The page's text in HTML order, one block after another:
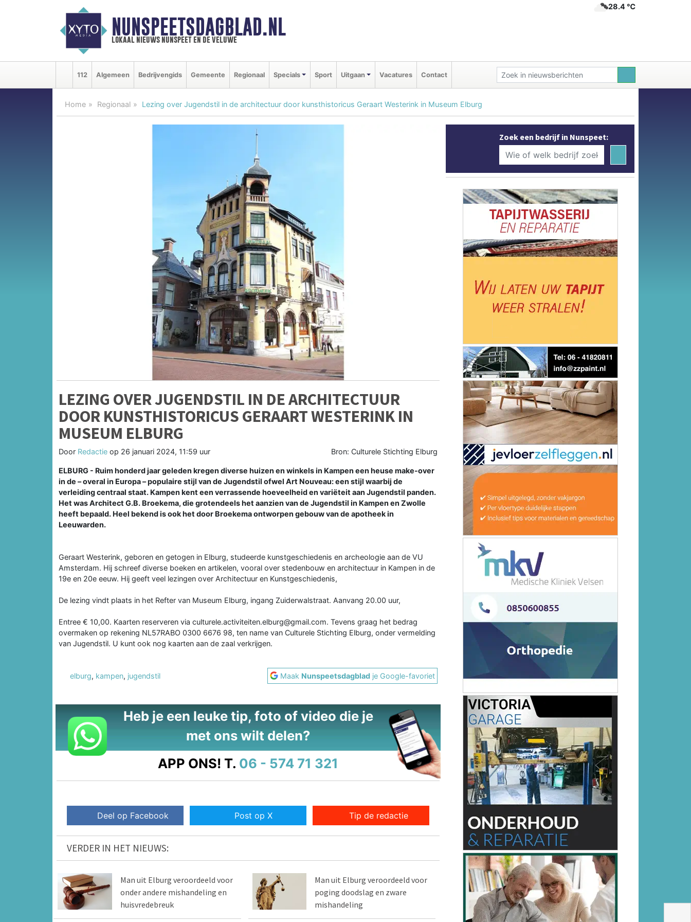
NUNSPEETSDAGBLAD.NL
lokaal nieuws nunspeet en de veluwe
28.4 ℃
112 Algemeen Bedrijvengids Gemeente Regionaal Specials Sport Uitgaan Vacatures Contact
Home Regionaal Lezing over Jugendstil in de architectuur door kunsthistoricus Geraart Westerink in Museum Elburg
LEZING OVER JUGENDSTIL IN DE ARCHITECTUUR
DOOR KUNSTHISTORICUS GERAART WESTERINK IN
MUSEUM ELBURG
Door Redactie op 26 januari 2024, 11:59 uur Bron: Culturele Stichting Elburg
ELBURG - Ruim honderd jaar geleden kregen diverse huizen en winkels in Kampen een heuse make-over
in de – overal in Europa – populaire stijl van de Jugendstil ofwel Art Nouveau: een stijl waarbij de
verleiding centraal staat. Kampen kent een verrassende hoeveelheid en variëteit aan Jugendstil panden.
Het was Architect G.B. Broekema, die grotendeels het aanzien van de Jugendstil in Kampen en Zwolle
heeft bepaald. Heel bekend is ook het door Broekema ontworpen gebouw van de apotheek in
Leeuwarden.
Geraart Westerink, geboren en getogen in Elburg, studeerde kunstgeschiedenis en archeologie aan de VU
Amsterdam. Hij schreef diverse boeken en artikelen, vooral over stedenbouw en architectuur in Kampen in de
19e en 20e eeuw. Hij geeft veel lezingen over Architectuur en Kunstgeschiedenis,
De lezing vindt plaats in het Refter van Museum Elburg, ingang Zuiderwalstraat. Aanvang 20.00 uur,
Entree € 10,00. Kaarten reserveren via culturele.activiteiten.elburg@gmail.com. Tevens graag het bedrag
overmaken op rekening NL57RABO 0300 6676 98, ten name van Culturele Stichting Elburg, onder vermelding
van Jugendstil. U kunt ook nog kaarten aan de zaal verkrijgen.
elburg, kampen, jugendstil Maak Nunspeetsdagblad je Google-favoriet
Heb je een leuke tip, foto of video die je
met ons wilt delen?
APP ONS! T. 06 - 574 71 321
Deel op Facebook Post op X Tip de redactie
VERDER IN HET NIEUWS:
Man uit Elburg veroordeeld voor
onder andere mishandeling en
huisvredebreuk
Man uit Elburg veroordeeld voor
poging doodslag en zware
mishandeling
Zoek een bedrijf in Nunspeet: